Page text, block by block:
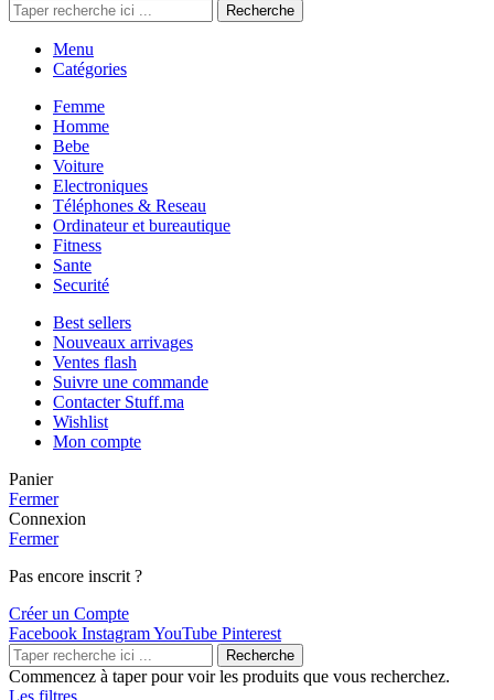
Recherche
Menu
Catégories
Femme
Homme
Bebe
Voiture
Electroniques
Téléphones & Reseau
Ordinateur et bureautique
Fitness
Sante
Securité
Best sellers
Nouveaux arrivages
Ventes flash
Suivre une commande
Contacter Stuff.ma
Wishlist
Mon compte
Panier
Fermer
Connexion
Fermer
Pas encore inscrit ?
Créer un Compte
Facebook InstagramYouTube Pinterest
Recherche
Commencez à taper pour voir les produits que vous recherchez.